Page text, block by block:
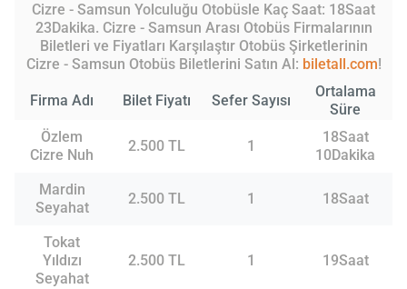
Cizre - Samsun Yolculuğu Otobüsle Kaç Saat: 18Saat
23Dakika. Cizre - Samsun Arası Otobüs Firmalarının
Biletleri ve Fiyatları Karşılaştır Otobüs Şirketlerinin
Cizre - Samsun Otobüs Biletlerini Satın Al: biletall.com!
Firma Adı Bilet Fiyatı Sefer Sayısı
Ortalama
Süre
Özlem
Cizre Nuh
2.500 TL 1
18Saat
10Dakika
Mardin
Seyahat
2.500 TL 1 18Saat
Tokat
Yıldızı
Seyahat
2.500 TL 1 19Saat